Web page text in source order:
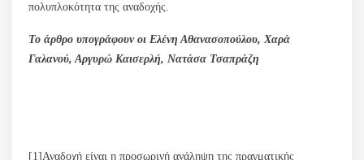
πολυπλοκότητα της αναδοχής.
Το άρθρο υπογράφουν οι Ελένη Αθανασοπούλου, Χαρά
Γαλανού, Αργυρώ Καισερλή, Νατάσα Τσαπράζη
[1]Αναδοχή είναι η προσωρινή ανάληψη της πραγματικής